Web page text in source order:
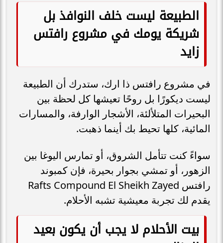
الطبيعة ليست خلف النوافذ بل
شريكة يومك في مشروع رافتس
زايد
في مشروع رافتس ذا ارك، ستدرك أن الطبيعة
ليست ديكورًا بل روحًا تعيشها كل لحظة بين
البحيرات المتلألئة، الأشجار الوارفة، والمسارات
المائية، كلها تحيط بك أينما ذهبت.
سواءً كنت تتأمل الشروق، أو تمارس اليوغا بين
الزهور، أو تمشي بجوار بحيرة، فإن كمبوند
رافتس Rafts Compound El Sheikh Zayed
يقدم لك تجربة معيشية تشبه الأحلام.
بيت الأحلام لا يجب أن يكون بعيد